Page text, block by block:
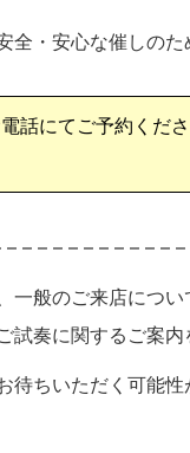
・安心な催しの
話にてご予約くださ
– – – – – – – – – –
一般のご来店につ
試奏に関するご案内
ちいただく可能性